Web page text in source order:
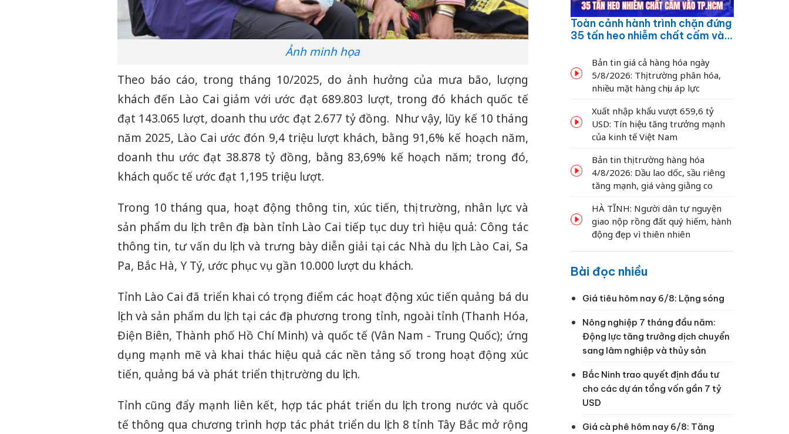
Ảnh minh họa
Theo báo cáo, trong tháng 10/2025, do ảnh hưởng của mưa bão, lượng
khách đến Lào Cai giảm với ước đạt 689.803 lượt, trong đó khách quốc tế
đạt 143.065 lượt, doanh thu ước đạt 2.677 tỷ đồng. Như vậy, lũy kế 10 tháng
năm 2025, Lào Cai ước đón 9,4 triệu lượt khách, bằng 91,6% kế hoạch năm,
doanh thu ước đạt 38.878 tỷ đồng, bằng 83,69% kế hoạch năm; trong đó,
khách quốc tế ước đạt 1,195 triệu lượt.
Trong 10 tháng qua, hoạt động thông tin, xúc tiến, thị trường, nhân lực và
sản phẩm du lịch trên địa bàn tỉnh Lào Cai tiếp tục duy trì hiệu quả: Công tác
thông tin, tư vấn du lịch và trưng bày diễn giải tại các Nhà du lịch Lào Cai, Sa
Pa, Bắc Hà, Y Tý, ước phục vụ gần 10.000 lượt du khách.
Tỉnh Lào Cai đã triển khai có trọng điểm các hoạt động xúc tiến quảng bá du
lịch và sản phẩm du lịch tại các địa phương trong tỉnh, ngoài tỉnh (Thanh Hóa,
Điện Biên, Thành phố Hồ Chí Minh) và quốc tế (Vân Nam - Trung Quốc); ứng
dụng mạnh mẽ và khai thác hiệu quả các nền tảng số trong hoạt động xúc
tiến, quảng bá và phát triển thị trường du lịch.
Tỉnh cũng đẩy mạnh liên kết, hợp tác phát triển du lịch trong nước và quốc
tế thông qua chương trình hợp tác phát triển du lịch 8 tỉnh Tây Bắc mở rộng
Toàn cảnh hành trình chặn đứng
35 tấn heo nhiễm chất cấm vào
Bản tin giá cả hàng hóa ngày
5/8/2026: Thị trường phân hóa,
nhiều mặt hàng chịu áp lực
Xuất nhập khẩu vượt 659,6 tỷ
USD: Tín hiệu tăng trưởng mạnh
của kinh tế Việt Nam
Bản tin thị trường hàng hóa
4/8/2026: Dầu lao dốc, sầu riêng
tăng mạnh, giá vàng giằng co
HÀ TĨNH: Người dân tự nguyện
giao nộp rồng đất quý hiếm, hành
động đẹp vì thiên nhiên
Bài đọc nhiều
Giá tiêu hôm nay 6/8: Lặng sóng
Nông nghiệp 7 tháng đầu năm:
Động lực tăng trưởng dịch chuyển
sang lâm nghiệp và thủy sản
Bắc Ninh trao quyết định đầu tư
cho các dự án tổng vốn gần 7 tỷ
USD
Giá cà phê hôm nay 6/8: Tăng